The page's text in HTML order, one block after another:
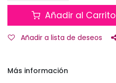
Añadir al Carrito
Añadir a lista de deseos
Más información